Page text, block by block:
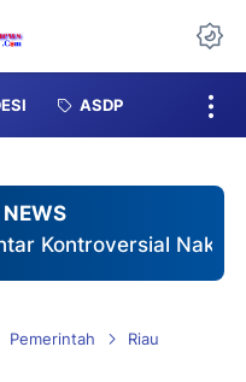
ASDP
NEWS
Terhadap Pasien
Pemerintah Riau